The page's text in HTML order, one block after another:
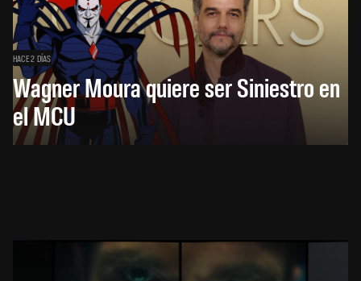
HACE 2 DÍAS
Wagner Moura quiere ser Siniestro en
el MCU